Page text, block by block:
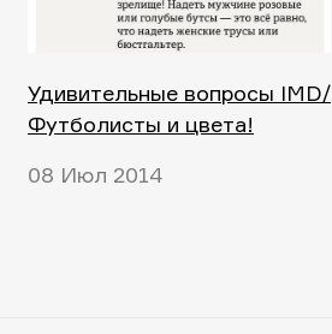
Удивительные вопросы IMD/
Футболисты и цвета!
08 Июл 2014